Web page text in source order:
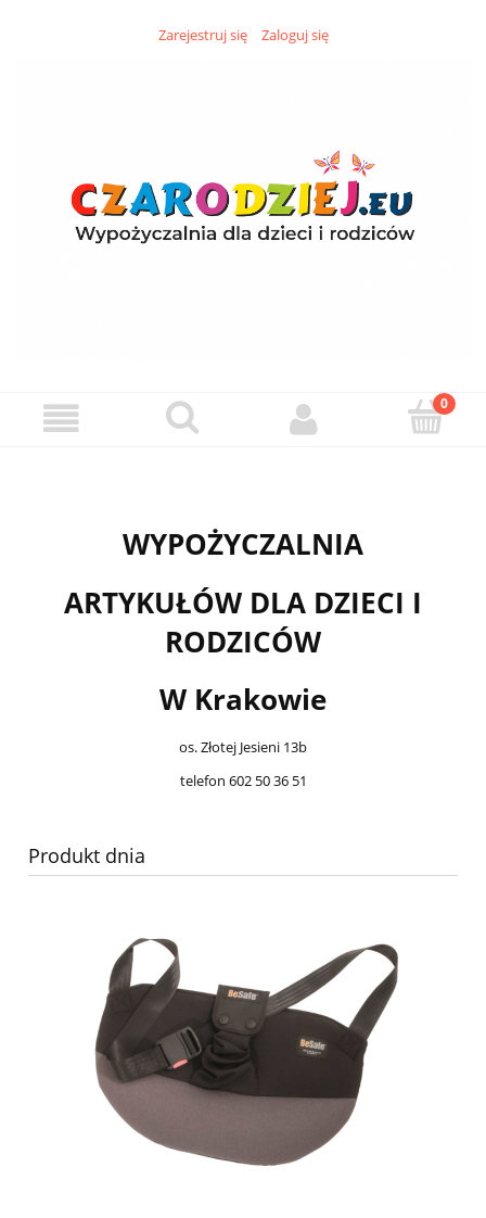
Zarejestruj się Zaloguj się
WYPOŻYCZALNIA
ARTYKUŁÓW DLA DZIECI I
RODZICÓW
W Krakowie
os. Złotej Jesieni 13b
telefon 602 50 36 51
Produkt dnia